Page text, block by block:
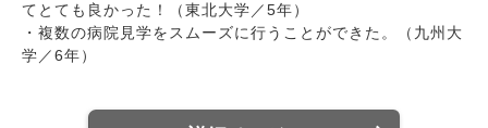
てとても良かった！（東北大学／5年）
・複数の病院見学をスムーズに行うことができた。（九州大
学／6年）